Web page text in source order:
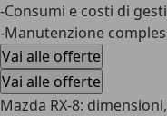
-Consumi e costi di
-Manutenzione
Vai alle offerte
Vai alle offerte
Mazda RX-8: